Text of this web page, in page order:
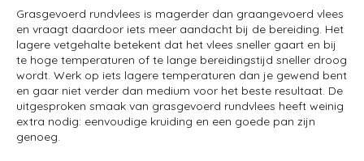
Grasgevoerd rundvlees is magerder dan graangevoerd vlees
en vraagt daardoor iets meer aandacht bij de bereiding. Het
lagere vetgehalte betekent dat het vlees sneller gaart en bij
te hoge temperaturen of te lange bereidingstijd sneller droog
wordt. Werk op iets lagere temperaturen dan je gewend bent
en gaar niet verder dan medium voor het beste resultaat. De
uitgesproken smaak van grasgevoerd rundvlees heeft weinig
extra nodig: eenvoudige kruiding en een goede pan zijn
genoeg.